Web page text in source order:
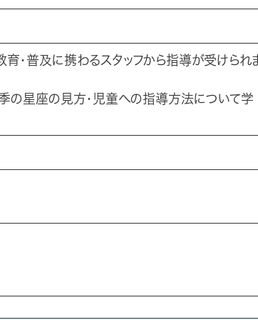
・普及に携わるスタッフから指導が受けられ
の星座の見方・児童への指導方法について学